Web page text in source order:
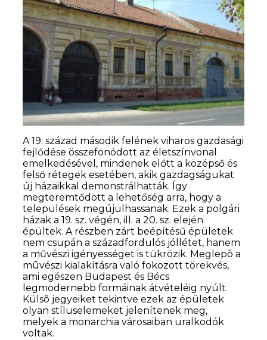
A 19. század második felének viharos gazdasági
fejlődése összefonódott az életszínvonal
emelkedésével, mindenek előtt a középső és
felső rétegek esetében, akik gazdagságukat
új házaikkal demonstrálhatták. Így
megteremtődött a lehetőség arra, hogy a
települések megújulhassanak. Ezek a polgári
házak a 19. sz. végén, ill. a 20. sz. elején
épültek. A részben zárt beépítésű épületek
nem csupán a századfordulós jóllétet, hanem
a művészi igényességet is tükrözik. Meglepõ a
mûvészi kialakításra való fokozott törekvés,
ami egészen Budapest és Bécs
legmodernebb formáinak átvételéig nyúlt.
Külsõ jegyeiket tekintve ezek az épületek
olyan stíluselemeket jelenítenek meg,
melyek a monarchia városaiban uralkodók
voltak.